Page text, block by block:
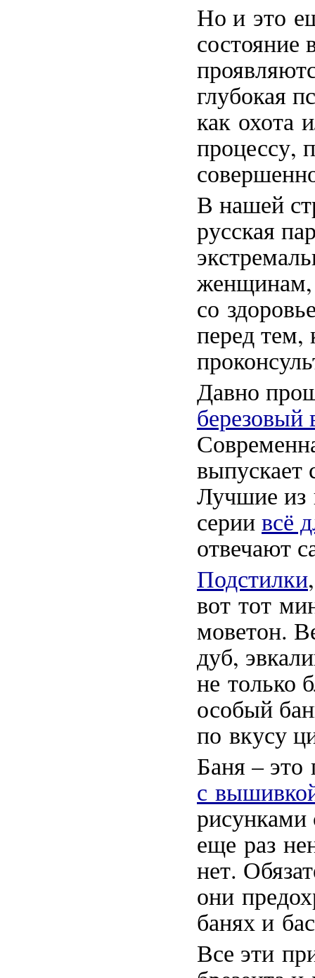
Но и это
состояние
глубокая
как охота
процессу,
В нашей
русская
со
перед тем,
Давно
березовый
выпускает
Лучшие из
сериивсё
отвечают
Подстилки
вот тот
моветон.
дуб,
не только
особый
по вкусу
Баня –
с
рисунками
еще раз
нет.
они
банях и
Все эти